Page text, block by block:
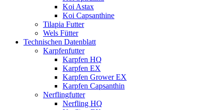
Koi Astax
Koi Capsanthine
Tilapia Futter
Wels Fütter
Technischen Datenblatt
Karpfenfutter
Karpfen HQ
Karpfen EX
Karpfen Grower EX
Karpfen Capsanthin
Nerflingfutter
Nerfling HQ